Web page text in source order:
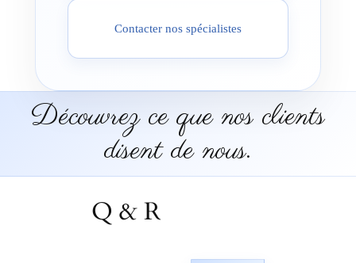
Contacter nos spécialistes
Découvrez ce que nos clients
disent de nous.
Q & R